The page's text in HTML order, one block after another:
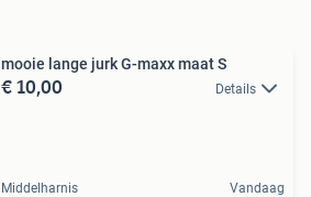
mooie lange jurk G-maxx maat S
€ 10,00 Details
Middelharnis Vandaag